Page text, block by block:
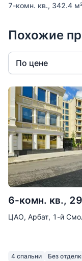
7-комн. кв., 342.4
Похожие
По цене
6-комн. кв.,
ЦАО, Арбат, 1-й
4 спальни Без